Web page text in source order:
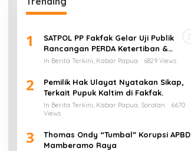
1
SATPOL PP Fakfak Gelar Uji Publik
Rancangan PERDA Ketertiban &
Ketentraman serta Perlindungan
In Berita Terkini, Kabar Papua 6829 Views
2
Pemilik Hak Ulayat Nyatakan Sikap,
Terkait Pupuk Kaltim di Fakfak.
In Berita Terkini, Kabar Papua, Sorotan
6670
Views
3
Thomas Ondy “Tumbal” Korupsi APBD
Mamberamo Raya